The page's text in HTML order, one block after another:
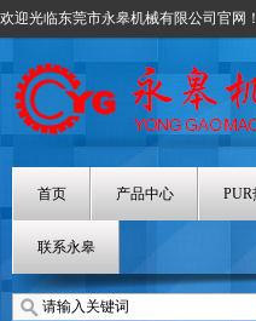
欢迎光临东莞市永皋机械有限公司官网
首页 产品中心
联系永皋